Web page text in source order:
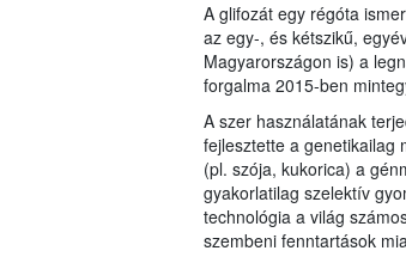
A glifozát egy régóta
az egy-, és kétszikű,
Magyarországon is) a
forgalma 2015-ben
A szer használatának
fejlesztette a genetikailag
(pl. szója, kukorica) a
gyakorlatilag szelektív
technológia a világ
szembeni fenntartások